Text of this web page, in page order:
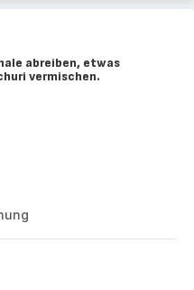
abreiben, etwas
vermischen.